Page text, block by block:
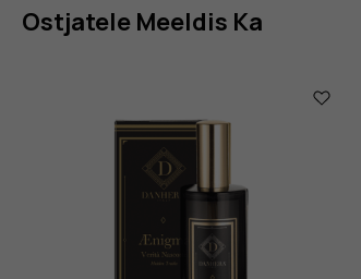
Ostjatele Meeldis Ka